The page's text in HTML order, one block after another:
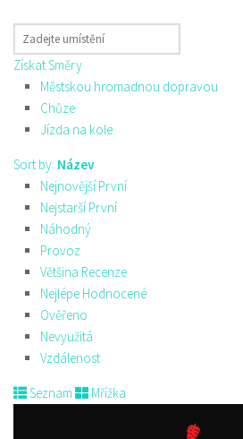
Získat Směry
Městskou hromadnou dopravou
Chůze
Jízda na kole
Sort by: Název
Nejnovější První
Nejstarší První
Náhodný
Provoz
Většina Recenze
Nejlépe Hodnocené
Ověřeno
Nevyužitá
Vzdálenost
Seznam Mřížka